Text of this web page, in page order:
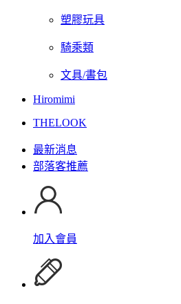
塑膠玩具
騎乘類
文具/書包
Hiromimi
THELOOK
最新消息
部落客推薦
加入會員